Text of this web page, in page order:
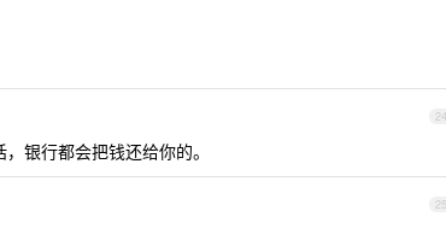
24
银行都会把钱还给你的。
25